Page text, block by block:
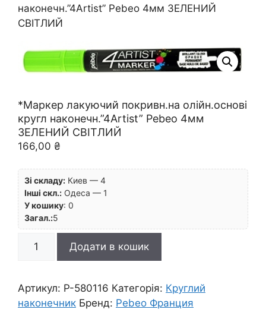
наконечн.”4Artist” Pebeo 4мм ЗЕЛЕНИЙ
СВІТЛИЙ
*Маркер лакуючий покривн.на олійн.основі
кругл наконечн.”4Artist” Pebeo 4мм
ЗЕЛЕНИЙ СВІТЛИЙ
166,00 ₴
Зі складу: Киев — 4
Інші скл.: Одеса — 1
У кошику: 0
Загал.:5
*Маркер
олійн.основі
кругл
Додати в кошик
Артикул: P-580116 Категорія: Круглий
наконечник Бренд: Pebeo Франция